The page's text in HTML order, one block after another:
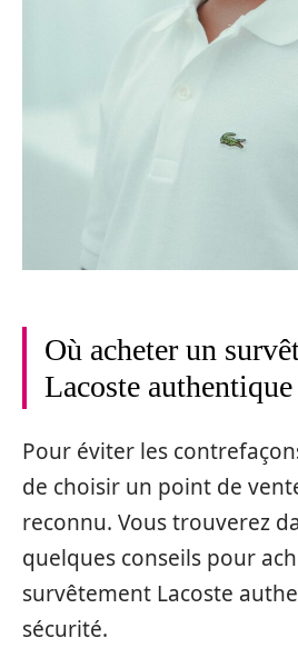
Où acheter un
Lacoste authentique
Pour éviter les
de choisir un point de
reconnu. Vous trouverez
quelques conseils pour
survêtement Lacoste
sécurité.